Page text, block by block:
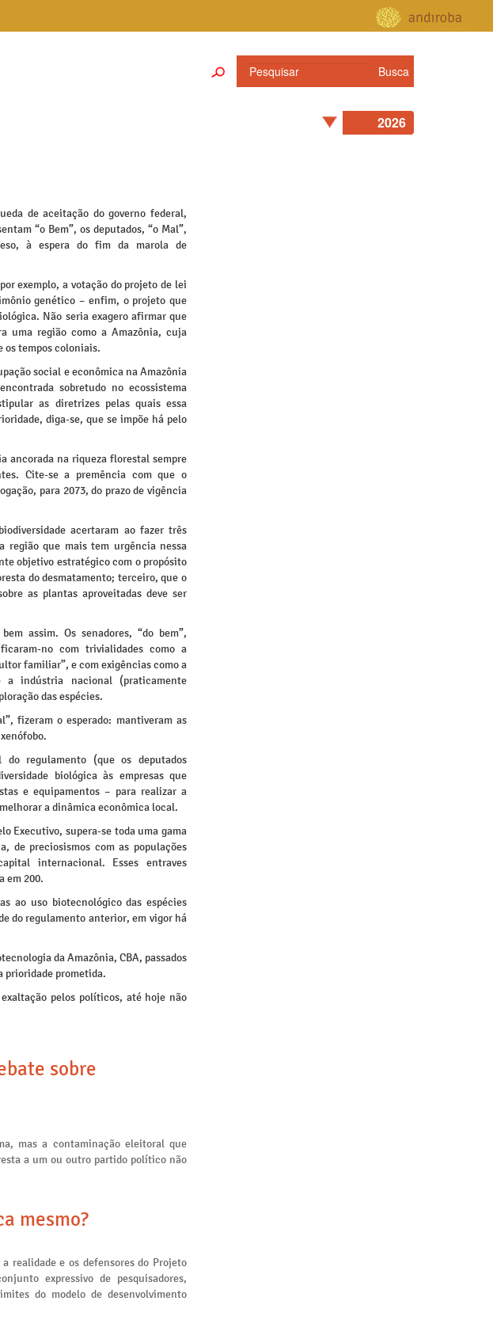
de aceitação do governo federal,
“o Bem”, os deputados, “o Mal”,
à espera do fim da marola de
exemplo, a votação do projeto de lei
genético – enfim, o projeto que
Não seria exagero afirmar que
uma região como a Amazônia, cuja
os tempos coloniais.
social e econômica na Amazônia
sobretudo no ecossistema
as diretrizes pelas quais essa
diga-se, que se impõe há pelo
ancorada na riqueza florestal sempre
Cite-se a premência com que o
para 2073, do prazo de vigência
acertaram ao fazer três
região que mais tem urgência nessa
objetivo estratégico com o propósito
do desmatamento; terceiro, que o
as plantas aproveitadas deve ser
assim. Os senadores, “do bem”,
no com trivialidades como a
familiar”, e com exigências como a
a indústria nacional (praticamente
das espécies.
fizeram o esperado: mantiveram as
regulamento (que os deputados
biológica às empresas que
e equipamentos – para realizar a
a dinâmica econômica local.
Executivo, supera-se toda uma gama
de preciosismos com as populações
internacional. Esses entraves
em 200.
ao uso biotecnológico das espécies
do regulamento anterior, em vigor há
da Amazônia, CBA, passados
prioridade prometida.
pelos políticos, até hoje não
sobre
mas a contaminação eleitoral que
a um ou outro partido político não
mesmo?
realidade e os defensores do Projeto
expressivo de pesquisadores,
do modelo de desenvolvimento